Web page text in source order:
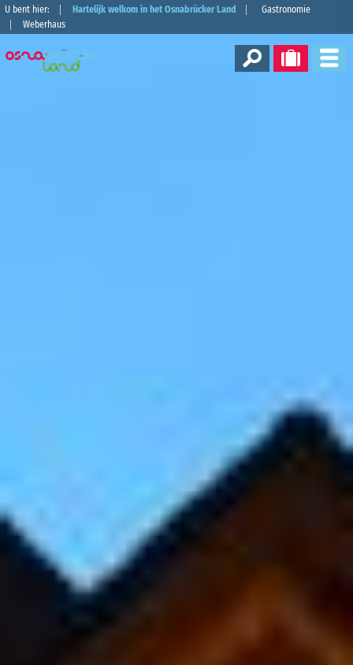
U bent hier: Hartelijk welkom in het Osnabrücker Land
Gastronomie
Weberhaus